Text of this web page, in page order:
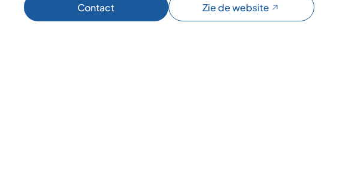
Contact Zie de website